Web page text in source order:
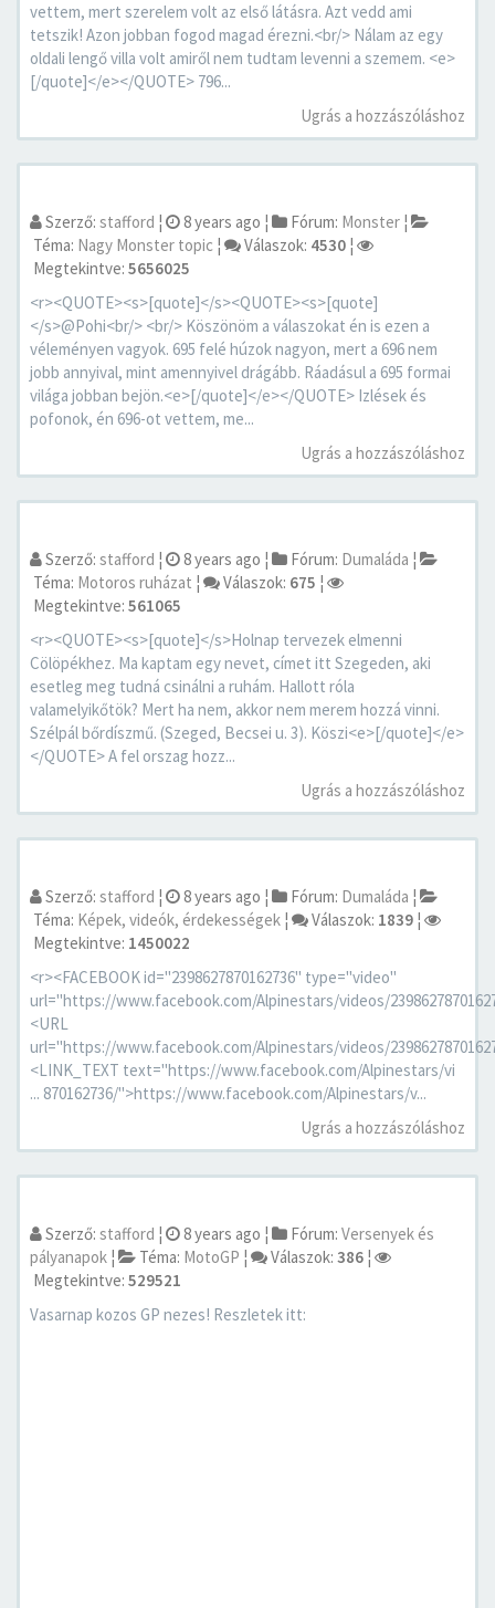
vettem, mert szerelem volt az első látásra. Azt vedd ami
tetszik! Azon jobban fogod magad érezni.<br/> Nálam az egy
oldali lengő villa volt amiről nem tudtam levenni a szemem. <e>
[/quote]</e></QUOTE> 796...
Ugrás a hozzászóláshoz
Szerző: stafford ¦ 8 years ago ¦ Fórum: Monster ¦
Téma: Nagy Monster topic ¦ Válaszok: 4530 ¦
Megtekintve: 5656025
<r><QUOTE><s>[quote]</s><QUOTE><s>[quote]
</s>@Pohi<br/> <br/> Köszönöm a válaszokat én is ezen a
véleményen vagyok. 695 felé húzok nagyon, mert a 696 nem
jobb annyival, mint amennyivel drágább. Ráadásul a 695 formai
világa jobban bejön.<e>[/quote]</e></QUOTE> Izlések és
pofonok, én 696-ot vettem, me...
Ugrás a hozzászóláshoz
Szerző: stafford ¦ 8 years ago ¦ Fórum: Dumaláda ¦
Téma: Motoros ruházat ¦ Válaszok: 675 ¦
Megtekintve: 561065
<r><QUOTE><s>[quote]</s>Holnap tervezek elmenni
Cölöpékhez. Ma kaptam egy nevet, címet itt Szegeden, aki
esetleg meg tudná csinálni a ruhám. Hallott róla
valamelyikőtök? Mert ha nem, akkor nem merem hozzá vinni.
Szélpál bőrdíszmű. (Szeged, Becsei u. 3). Köszi<e>[/quote]</e>
</QUOTE> A fel orszag hozz...
Ugrás a hozzászóláshoz
Szerző: stafford ¦ 8 years ago ¦ Fórum: Dumaláda ¦
Téma: Képek, videók, érdekességek ¦ Válaszok: 1839 ¦
Megtekintve: 1450022
<r><FACEBOOK id="2398627870162736" type="video"
url="https://www.facebook.com/Alpinestars/videos/
<URL
url="https://www.facebook.com/Alpinestars/videos/
<LINK_TEXT text="https://www.facebook.com/Alpinestars/vi
... 870162736/">https://www.facebook.com/Alpinestars/v...
Ugrás a hozzászóláshoz
Szerző: stafford ¦ 8 years ago ¦ Fórum: Versenyek és
pályanapok ¦ Téma: MotoGP ¦ Válaszok: 386 ¦
Megtekintve: 529521
Vasarnap kozos GP nezes! Reszletek itt: